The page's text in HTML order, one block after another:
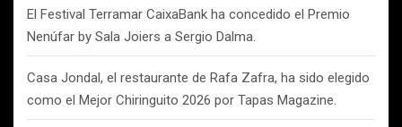
El Festival Terramar CaixaBank ha concedido el Premio
Nenúfar by Sala Joiers a Sergio Dalma.
Casa Jondal, el restaurante de Rafa Zafra, ha sido elegido
como el Mejor Chiringuito 2026 por Tapas Magazine.